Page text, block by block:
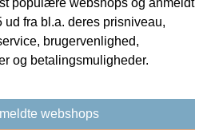
ud fra bl.a. deres prisniveau,
brugervenlighed,
og betalingsmuligheder.
webshops